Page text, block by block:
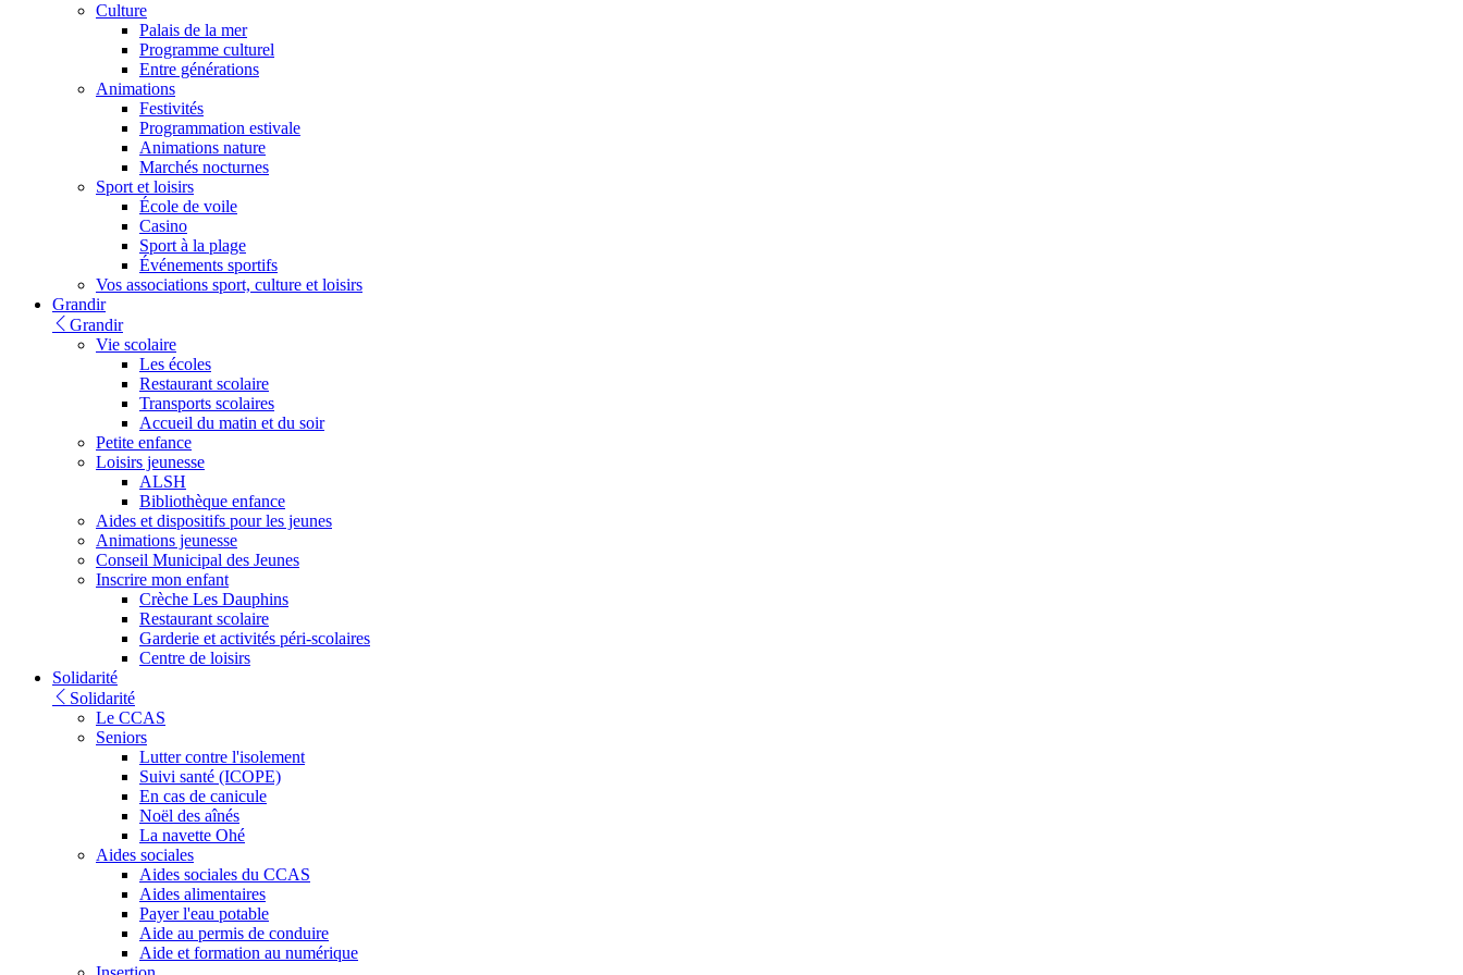
Culture
Palais de la mer
Programme culturel
Entre générations
Animations
Festivités
Programmation estivale
Animations nature
Marchés nocturnes
Sport et loisirs
École de voile
Casino
Sport à la plage
Événements sportifs
Vos associations sport, culture et loisirs
Grandir
Grandir
Vie scolaire
Les écoles
Restaurant scolaire
Transports scolaires
Accueil du matin et du soir
Petite enfance
Loisirs jeunesse
ALSH
Bibliothèque enfance
Aides et dispositifs pour les jeunes
Animations jeunesse
Conseil Municipal des Jeunes
Inscrire mon enfant
Crèche Les Dauphins
Restaurant scolaire
Garderie et activités péri-scolaires
Centre de loisirs
Solidarité
Solidarité
Le CCAS
Seniors
Lutter contre l'isolement
Suivi santé (ICOPE)
En cas de canicule
Noël des aînés
La navette Ohé
Aides sociales
Aides sociales du CCAS
Aides alimentaires
Payer l'eau potable
Aide au permis de conduire
Aide et formation au numérique